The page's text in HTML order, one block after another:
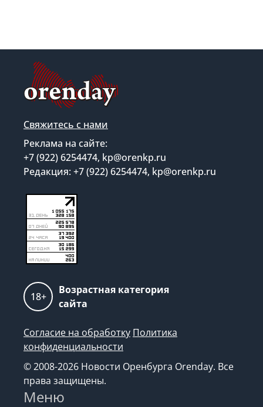
Свяжитесь с нами
Реклама на сайте:
+7 (922) 6254474, kp@orenkp.ru
Редакция: +7 (922) 6254474, kp@orenkp.ru
18+
Возрастная категория
сайта
Согласие на обработку Политика
конфиденциальности
© 2008-2026 Новости Оренбурга Orenday. Все
права защищены.
Меню